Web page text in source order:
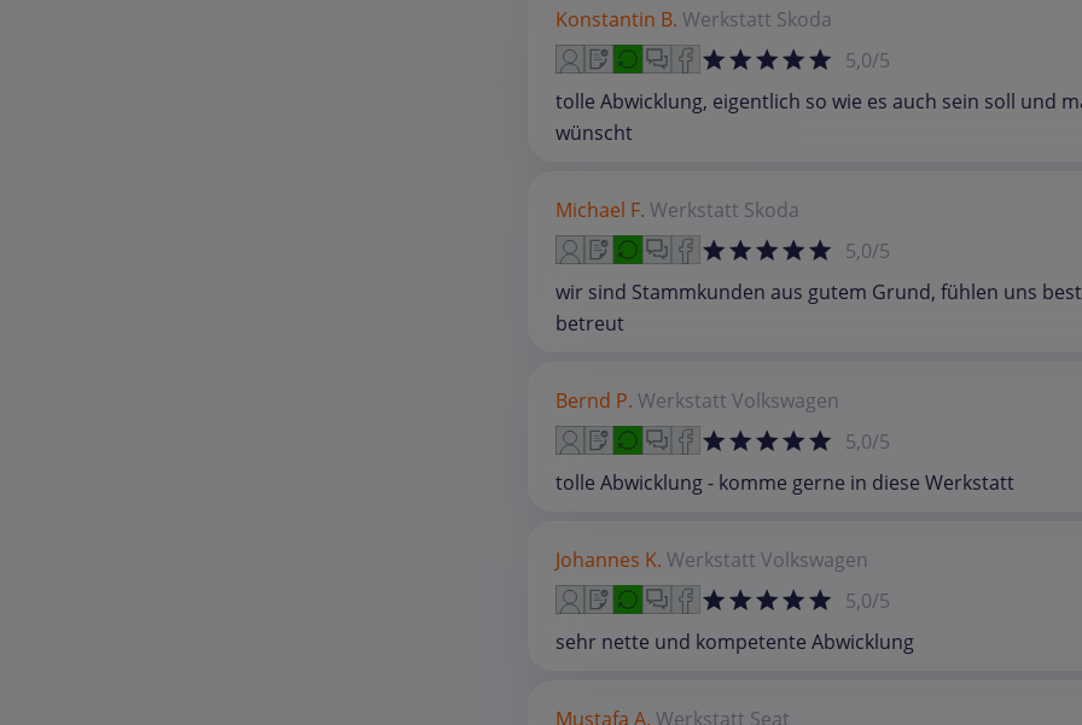
Konstantin B. Werkstatt Skoda
5,0/5
tolle Abwicklung, eigentlich so wie es auch sein soll und
wünscht
Michael F. Werkstatt Skoda
5,0/5
wir sind Stammkunden aus gutem Grund, fühlen uns
betreut
Bernd P. Werkstatt Volkswagen
5,0/5
tolle Abwicklung - komme gerne in diese Werkstatt
Johannes K. Werkstatt Volkswagen
5,0/5
sehr nette und kompetente Abwicklung
Mustafa A. Werkstatt Seat